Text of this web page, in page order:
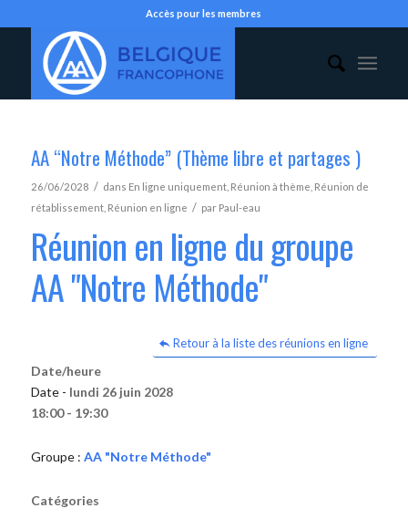
Accès pour les membres
AA “Notre Méthode” (Thème libre et partages )
26/06/2028 / dans En ligne uniquement, Réunion à thème Réunion de
rétablissement, Réunion en ligne / par Paul-eau
Réunion en ligne du groupe
AA "Notre Méthode"
Retour à la liste des réunions en ligne
Date/heure
Date - lundi 26 juin 2028
18:00 - 19:30
Groupe : AA "Notre Méthode"
Catégories